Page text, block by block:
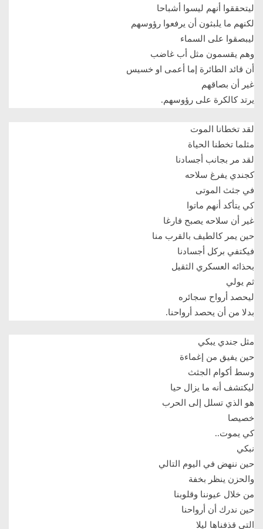
ليتحققوا أنهم ليسوا أشباحا
لكنهم ما يلبثون أن يرفعوا رؤوسهم
ليبصقوا على السماء
وهم يقسمون مثل أب غاضب
أن قائد الطائرة إما أعمى او خسيس
غير أن بصاقهم
يرتد كالكرة على رؤوسهم.
لقد تخطانا الموت
مثلما تخطنا الحياة
لقد مر بجانب أجسادنا
كجندي يفرغ سلاحه
في جثث الموتى
كي يتأكد أنهم ماتوا
غير أن سلاحه يصبح فارغا
حين يمر كالطيف بالقرب منا
فيكتفي بركل أجسادنا
بحذائه العسكري الثقيل
ثم يولي
ليحصد أرواح سجائره
بدلا من أن يحصد أرواحنا.
مثل جندي يبكي
حين يفيق من إغماءة
وسط أكوام الجثث
ليكتشف أنه ما يزال حيا
هو الذي تسلل إلى الحرب
خصيصا
كي يموت..
نبكي
حين ننهض في اليوم التالي
والحزن ينظر بخفة
من خلال عيوننا وقلوبنا
حين ندرك أن أرواحنا
التي قذفناها ليلا